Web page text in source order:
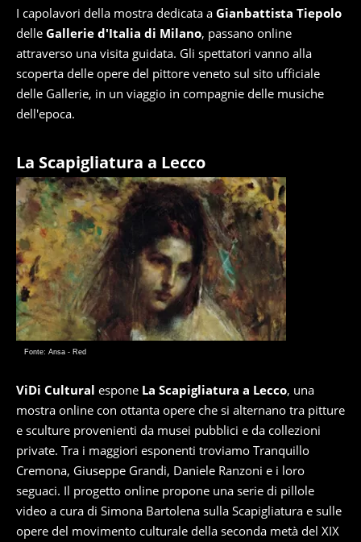
I capolavori della mostra dedicata a Gianbattista Tiepolo
delle Gallerie d'Italia di Milano, passano online
attraverso una visita guidata. Gli spettatori vanno alla
scoperta delle opere del pittore veneto sul sito ufficiale
delle Gallerie, in un viaggio in compagnie delle musiche
dell'epoca.
La Scapigliatura a Lecco
Fonte: Ansa - Red
ViDi Cultural espone La Scapigliatura a Lecco, una
mostra online con ottanta opere che si alternano tra pitture
e sculture provenienti da musei pubblici e da collezioni
private. Tra i maggiori esponenti troviamo Tranquillo
Cremona, Giuseppe Grandi, Daniele Ranzoni e i loro
seguaci. Il progetto online propone una serie di pillole
video a cura di Simona Bartolena sulla Scapigliatura e sulle
opere del movimento culturale della seconda metà del XIX